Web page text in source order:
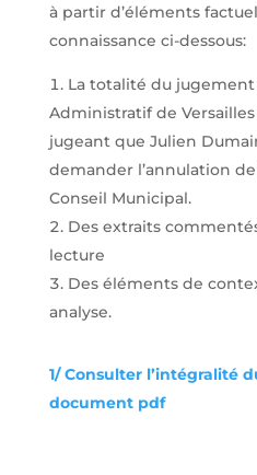
à partir d’éléments
connaissance ci-dessous:
La totalité du
Administratif de
jugeant que Julien
demander l’annulation
Conseil Municipal.
Des extraits
lecture
Des éléments de
analyse.
1/ Consulter l’intégralité
document pdf